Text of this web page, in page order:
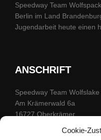
Cookie-
Speedway Team
Berlin im Land
Jugendarbeit heute einen
ANSCHRIFT
Speedway Team Wolfslake
Am Krämerwald 6a
16727 Oberkrämer